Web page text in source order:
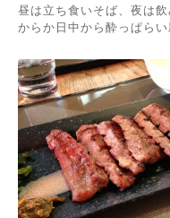
昼は立ち食いそば、夜は
からか日中から酔っぱら